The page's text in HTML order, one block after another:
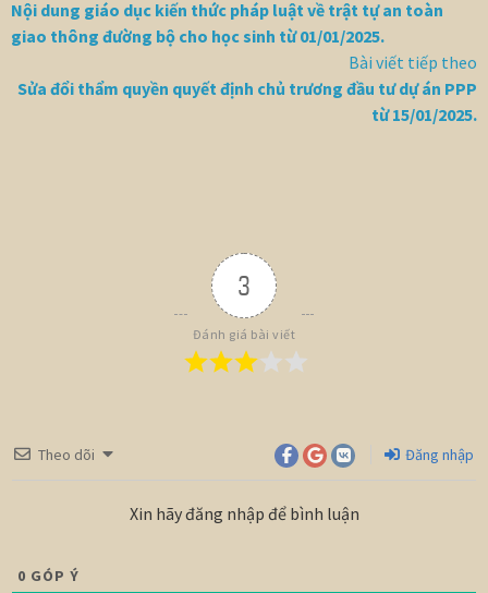
Nội dung giáo dục kiến thức pháp luật về trật tự an toàn
giao thông đường bộ cho học sinh từ 01/01/2025.
Bài viết tiếp theo
Sửa đổi thẩm quyền quyết định chủ trương đầu tư dự án PPP
từ 15/01/2025.
3
Đánh giá bài viết
Theo dõi Đăng nhập
Xin hãy đăng nhập để bình luận
0 GÓP Ý